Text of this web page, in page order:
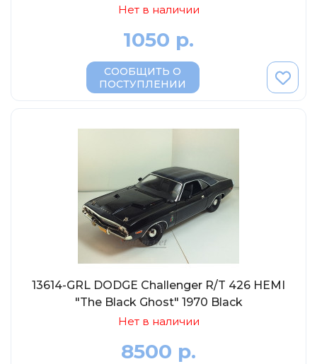
Спецотдел"), 1:64
Нет в наличии
1050 р.
СООБЩИТЬ О
ПОСТУПЛЕНИИ
13614-GRL DODGE Challenger R/T 426 HEMI
"The Black Ghost" 1970 Black
Нет в наличии
8500 р.